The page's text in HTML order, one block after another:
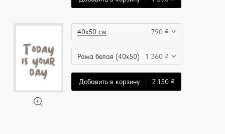
40x50 см 790 ₽
Рама белая (40x50) 1 360 ₽
Добавить в корзину 2 150 ₽